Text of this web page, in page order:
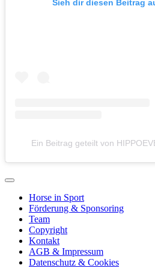
Sieh dir diesen Beitrag
Ein Beitrag geteilt von
Horse in Sport
Förderung & Sponsoring
Team
Copyright
Kontakt
AGB & Impressum
Datenschutz & Cookies